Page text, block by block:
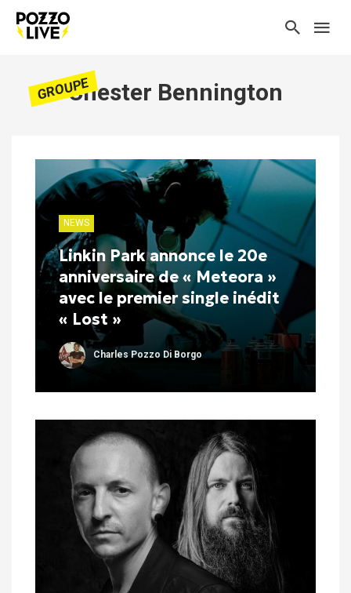
GROUPEChester Bennington
NEWS
Linkin Park annonce le 20e
anniversaire de « Meteora »
avec le premier single inédit
« Lost »
Charles Pozzo Di Borgo